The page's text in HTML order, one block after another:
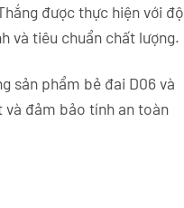
được thực hiện với độ
và tiêu chuẩn chất lượng.
sản phẩm bẻ đai D06 và
và đảm bảo tính an toàn